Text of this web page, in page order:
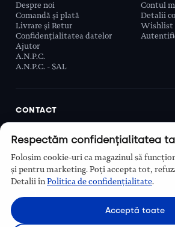
Despre noi
Comandă și plată
Livrare și Retur
Confidențialitatea datelor
Ajutor
A.N.P.C.
A.N.P.C. - SAL
Contul
Detalii
Wishlist
CONTACT
Sector 6, București, România
Program
Luni–Vineri, 9:00 – 16:00
Respectăm confidențialitatea ta
Folosim cookie-uri ca magazinul să
și pentru marketing. Poți accepta tot,
Detalii înPolitica de confidențialitate.
Acceptă toate